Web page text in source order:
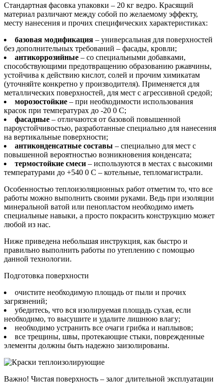
Стандартная фасовка упаковки – 20 кг ведро. Красящий
материал различают между собой по желаемому эффекту,
месту нанесения и прочих специфических характеристиках:
базовая модификация – универсальная для поверхностей
без дополнительных требований – фасады, кровли;
антикоррозийные – со специальными добавками,
способствующими предотвращению образованию ржавчины,
устойчива к действию кислот, солей и прочим химикатам
(уточняйте конкретно у производителя). Применяется для
металлических поверхностей, для мест с агрессивной средой;
морозостойкие – при необходимости использования
красок при температурах до -20 0 С;
фасадные – отличаются от базовой повышенной
пароустойчивостью, разработанные специально для нанесения
на вертикальные поверхности;
антиконденсатные составы – специально для мест с
повышенной вероятностью возникновения конденсата;
термостойкие смеси – используются в местах с высокими
температурами до +540 0 С – котельные, тепломагистрали.
Особенностью теплоизоляционных работ отметим то, что все
работы можно выполнить своими руками. Ведь при изоляции
минеральной ватой или пенопластом необходимо иметь
специальные навыки, а просто покрасить конструкцию может
любой из нас.
Ниже приведена небольшая инструкция, как быстро и
правильно выполнить работы по утеплению с помощью
данной технологии.
Подготовка поверхности
очистите необходимую площадь от пыли и прочих
загрязнений;
убедитесь, что вся изолируемая площадь сухая, если
необходимо, то высушите и удалите лишнюю влагу;
необходимо устранить все очаги грибка и наплывов;
все трещины, швы, протекающие стыки, поврежденные
элементы должны быть надежно заизолированы.
Важно! Чистая поверхность – залог длительной эксплуатации